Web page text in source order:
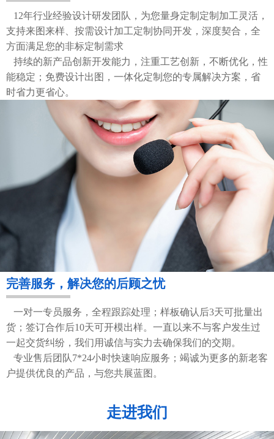
12年行业经验设计研发团队，为您量身定制定制加工灵活，
支持来图来样、按需设计加工定制协同开发，深度契合，全
方面满足您的非标定制需求
持续的新产品创新开发能力，注重工艺创新，不断优化，性
能稳定；免费设计出图，一体化定制您的专属解决方案，省
时省力更省心。
完善服务，解决您的后顾之忧
一对一专员服务，全程跟踪处理；样板确认后3天可批量出
货；签订合作后10天可开模出样。一直以来不与客户发生过
一起交货纠纷，我们用诚信与实力去确保我们的交期。
专业售后团队7*24小时快速响应服务；竭诚为更多的新老客
户提供优良的产品，与您共展蓝图。
走进我们